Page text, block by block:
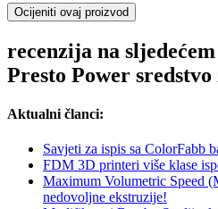
Ocijeniti ovaj proizvod
recenzija na
Presto Power
Aktualni članci:
Savjeti za ispis sa ColorFabb
FDM 3D printeri više klase
Maximum Volumetric Speed
nedovoljne ekstruzije!